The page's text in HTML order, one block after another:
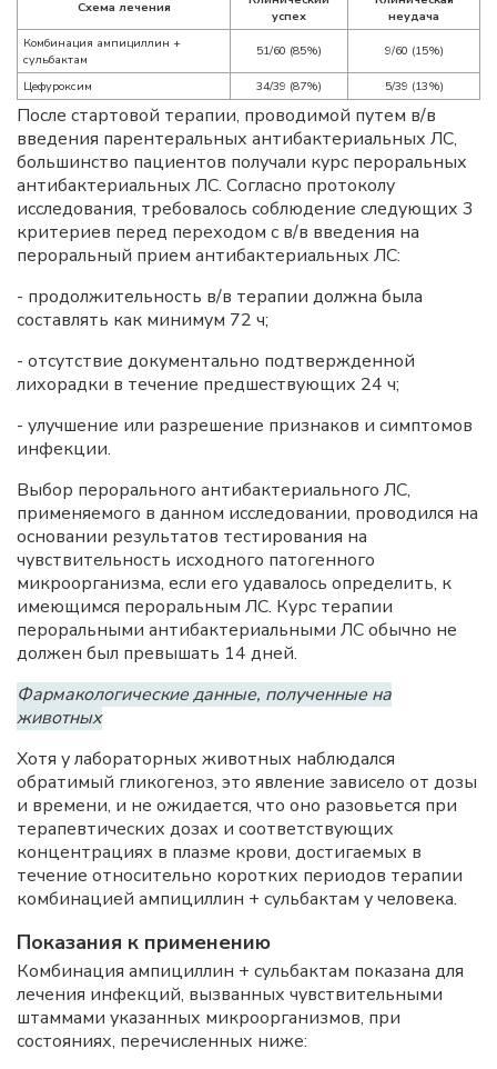
Схема лечения
успех
неудача
Комбинация ампициллин +
сульбактам
51/60 (85%) 9/60 (15%)
Цефуроксим 34/39 (87%) 5/39 (13%)
После стартовой терапии, проводимой путем в/в
введения парентеральных антибактериальных ЛС,
большинство пациентов получали курс пероральных
антибактериальных ЛС. Согласно протоколу
исследования, требовалось соблюдение следующих 3
критериев перед переходом с в/в введения на
пероральный прием антибактериальных ЛС:
- продолжительность в/в терапии должна была
составлять как минимум 72 ч;
- отсутствие документально подтвержденной
лихорадки в течение предшествующих 24 ч;
- улучшение или разрешение признаков и симптомов
инфекции.
Выбор перорального антибактериального ЛС,
применяемого в данном исследовании, проводился на
основании результатов тестирования на
чувствительность исходного патогенного
микроорганизма, если его удавалось определить, к
имеющимся пероральным ЛС. Курс терапии
пероральными антибактериальными ЛС обычно не
должен был превышать 14 дней.
Фармакологические данные, полученные на
животных
Хотя у лабораторных животных наблюдался
обратимый гликогеноз, это явление зависело от дозы
и времени, и не ожидается, что оно разовьется при
терапевтических дозах и соответствующих
концентрациях в плазме крови, достигаемых в
течение относительно коротких периодов терапии
комбинацией ампициллин + сульбактам у человека.
Показания к применению
Комбинация ампициллин + сульбактам показана для
лечения инфекций, вызванных чувствительными
штаммами указанных микроорганизмов, при
состояниях, перечисленных ниже: